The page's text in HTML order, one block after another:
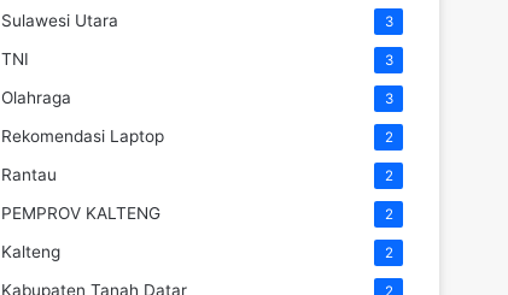
Sulawesi Utara 3
TNI 3
Olahraga 3
Rekomendasi Laptop 2
Rantau 2
PEMPROV KALTENG 2
Kalteng 2
Kabupaten Tanah Datar 2